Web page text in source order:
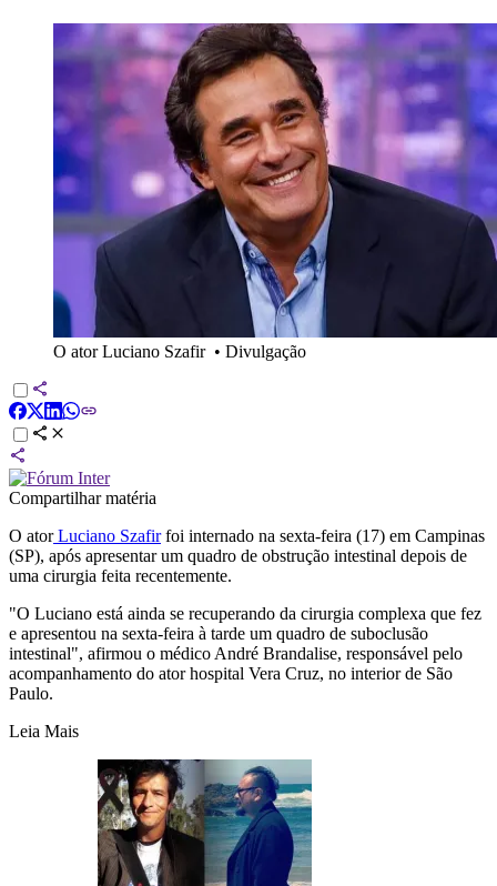
O ator Luciano Szafir• Divulgação
Compartilhar matéria
O atorLuciano Szafirfoi internado na sexta-feira (17) em Campinas
(SP), após apresentar um quadro de obstrução intestinal depois de
uma cirurgia feita recentemente.
"O Luciano está ainda se recuperando da cirurgia complexa que fez
e apresentou na sexta-feira à tarde um quadro de suboclusão
intestinal", afirmou o médico André Brandalise, responsável pelo
acompanhamento do ator hospital Vera Cruz, no interior de São
Paulo.
Leia Mais